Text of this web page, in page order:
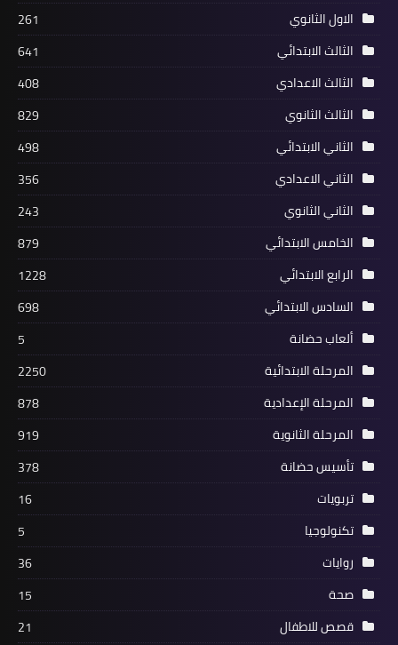
الاول الثانوي
261
الثالث الابتدائي
641
الثالث الاعدادي
408
الثالث الثانوي
829
الثاني الابتدائي
498
الثاني الاعدادي
356
الثاني الثانوي
243
الخامس الابتدائي
879
الرابع الابتدائي
1228
السادس الابتدائي
698
ألعاب حضانة
5
المرحلة الابتدائية
2250
المرحلة الإعدادية
878
المرحلة الثانوية
919
تأسيس حضانة
378
تربويات
16
تكنولوجيا
5
روايات
36
صحة
15
قصص للاطفال
21